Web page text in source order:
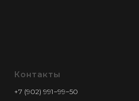
Контакты
+7 (902) 991−99−50